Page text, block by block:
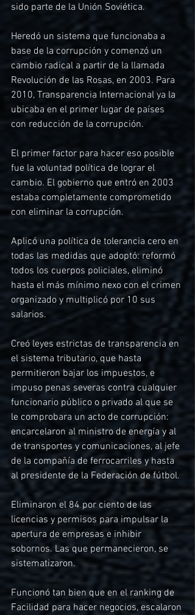
sido parte de la Unión Soviética.
Heredó un sistema que funcionaba a
base de la corrupción y comenzó un
cambio radical a partir de la llamada
Revolución de las Rosas, en 2003. Para
2010, Transparencia Internacional ya la
ubicaba en el primer lugar de países
con reducción de la corrupción.
El primer factor para hacer eso posible
fue la voluntad política de lograr el
cambio. El gobierno que entró en 2003
estaba completamente comprometido
con eliminar la corrupción.
Aplicó una política de tolerancia cero en
todas las medidas que adoptó: reformó
todos los cuerpos policiales, eliminó
hasta el más mínimo nexo con el crimen
organizado y multiplicó por 10 sus
salarios.
Creó leyes estrictas de transparencia en
el sistema tributario, que hasta
permitieron bajar los impuestos, e
impuso penas severas contra cualquier
funcionario público o privado al que se
le comprobara un acto de corrupción:
encarcelaron al ministro de energía y al
de transportes y comunicaciones, al jefe
de la compañía de ferrocarriles y hasta
al presidente de la Federación de fútbol.
Eliminaron el 84 por ciento de las
licencias y permisos para impulsar la
apertura de empresas e inhibir
sobornos. Las que permanecieron, se
sistematizaron.
Funcionó tan bien que en el ranking de
Facilidad para hacer negocios, escalaron